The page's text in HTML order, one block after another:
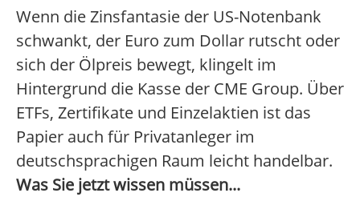
Wenn die Zinsfantasie der US-Notenbank
schwankt, der Euro zum Dollar rutscht oder
sich der Ölpreis bewegt, klingelt im
Hintergrund die Kasse der CME Group. Über
ETFs, Zertifikate und Einzelaktien ist das
Papier auch für Privatanleger im
deutschsprachigen Raum leicht handelbar.
Was Sie jetzt wissen müssen...